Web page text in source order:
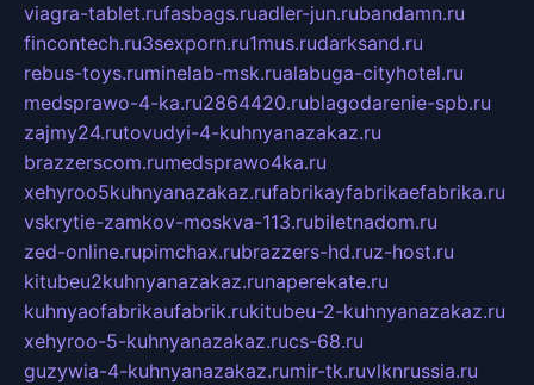
viagra-tablet.rufasbags.ruadler-jun.rubandamn.ru
fincontech.ru3sexporn.ru1mus.rudarksand.ru
rebus-toys.ruminelab-msk.rualabuga-cityhotel.ru
medsprawo-4-ka.ru2864420.rublagodarenie-spb.ru
zajmy24.rutovudyi-4-kuhnyanazakaz.ru
brazzerscom.rumedsprawo4ka.ru
xehyroo5kuhnyanazakaz.rufabrikayfabrikaefabrika.ru
vskrytie-zamkov-moskva-113.rubiletnadom.ru
zed-online.rupimchax.rubrazzers-hd.ruz-host.ru
kitubeu2kuhnyanazakaz.runaperekate.ru
kuhnyaofabrikaufabrik.rukitubeu-2-kuhnyanazakaz.ru
xehyroo-5-kuhnyanazakaz.rucs-68.ru
guzywia-4-kuhnyanazakaz.rumir-tk.ruvlknrussia.ru